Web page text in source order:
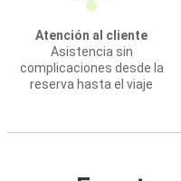
Atención al cliente
Asistencia sin
complicaciones desde la
reserva hasta el viaje